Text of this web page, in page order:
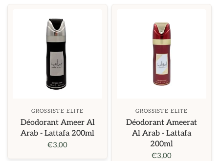
GROSSISTE ELITE
Déodorant Ameer Al
Arab - Lattafa 200ml
€3,00
GROSSISTE ELITE
Déodorant Ameerat
Al Arab - Lattafa
200ml
€3,00